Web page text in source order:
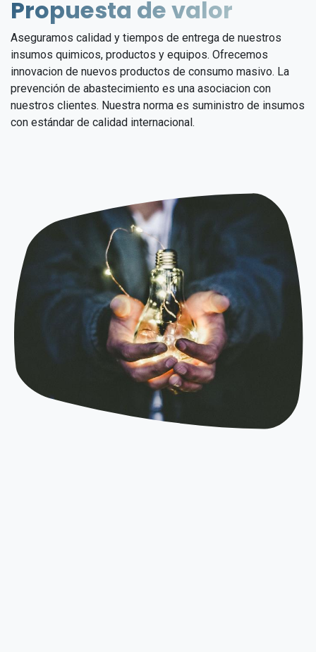
Propuesta de valor
Aseguramos calidad y tiempos de entrega de nuestros
insumos quimicos, productos y equipos. Ofrecemos
innovacion de nuevos productos de consumo masivo. La
prevención de abastecimiento es una asociacion con
nuestros clientes. Nuestra norma es suministro de insumos
con estándar de calidad internacional.